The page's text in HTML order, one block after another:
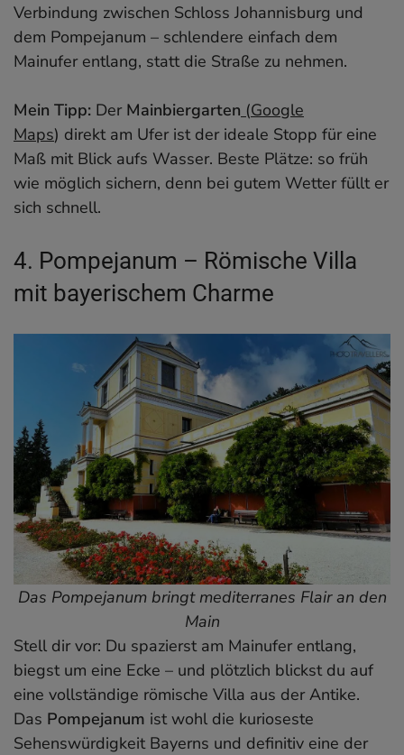
Verbindung zwischen Schloss Johannisburg und
dem Pompejanum – schlendere einfach dem
Mainufer entlang, statt die Straße zu nehmen.
Mein Tipp: Der Mainbiergarten (Google
Maps) direkt am Ufer ist der ideale Stopp für eine
Maß mit Blick aufs Wasser. Beste Plätze: so früh
wie möglich sichern, denn bei gutem Wetter füllt er
sich schnell.
4. Pompejanum – Römische Villa
mit bayerischem Charme
Das Pompejanum bringt mediterranes Flair an den
Main
Stell dir vor: Du spazierst am Mainufer entlang,
biegst um eine Ecke – und plötzlich blickst du auf
eine vollständige römische Villa aus der Antike.
Das Pompejanum ist wohl die kurioseste
Sehenswürdigkeit Bayerns und definitiv eine der